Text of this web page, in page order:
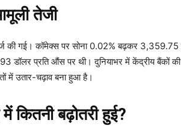
तेजी
दर्ज की गई। कॉमेक्स पर सोना 0.02% बढ़कर 3,359.75
डॉलर प्रति औंस पर थी। दुनियाभर में केंद्रीय बैंकों की
में उतार-चढ़ाव बना हुआ है।
बढ़ोतरी हुई?